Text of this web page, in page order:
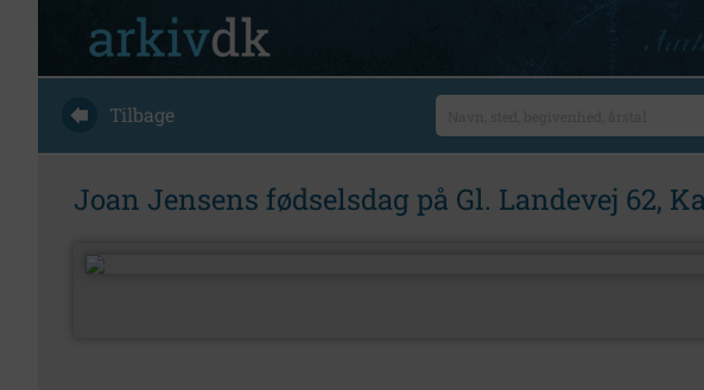
Tilbage
Joan Jensens fødselsdag på Gl. Landevej 62,